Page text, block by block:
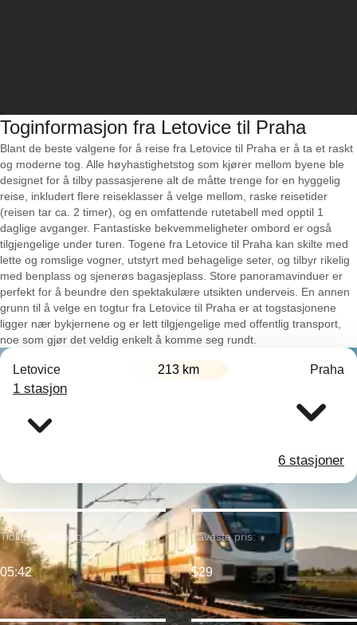
Toginformasjon fra Letovice til Praha
Blant de beste valgene for å reise fra Letovice til Praha er å ta et raskt
og moderne tog. Alle høyhastighetstog som kjører mellom byene ble
designet for å tilby passasjerene alt de måtte trenge for en hyggelig
reise, inkludert flere reiseklasser å velge mellom, raske reisetider
(reisen tar ca. 2 timer), og en omfattende rutetabell med opptil 1
daglige avganger. Fantastiske bekvemmeligheter ombord er også
tilgjengelige under turen. Togene fra Letovice til Praha kan skilte med
lette og romslige vogner, utstyrt med behagelige seter, og tilbyr rikelig
med benplass og sjenerøs bagasjeplass. Store panoramavinduer er
perfekt for å beundre den spektakulære utsikten underveis. En annen
grunn til å velge en togtur fra Letovice til Praha er at togstasjonene
ligger nær bykjernene og er lett tilgjengelige med offentlig transport,
noe som gjør det veldig enkelt å komme seg rundt.
Letovice 213 km Praha
1 stasjon
6 stasjoner
Tidligste avgang:
05:42
Laveste pris:
$29